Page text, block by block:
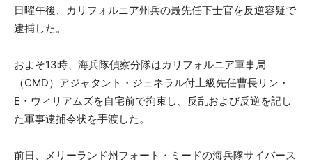
日曜午後、カリフォルニア州兵の最先任下士官を反逆容疑で
逮捕した。
およそ13時、海兵隊偵察分隊はカリフォルニア軍事局
（CMD）アジャタント・ジェネラル付上級先任曹長リン・
E・ウィリアムズを自宅前で拘束し、反乱および反逆を記し
た軍事逮捕令状を手渡した。
前日、メリーランド州フォート・ミードの海兵隊サイバース